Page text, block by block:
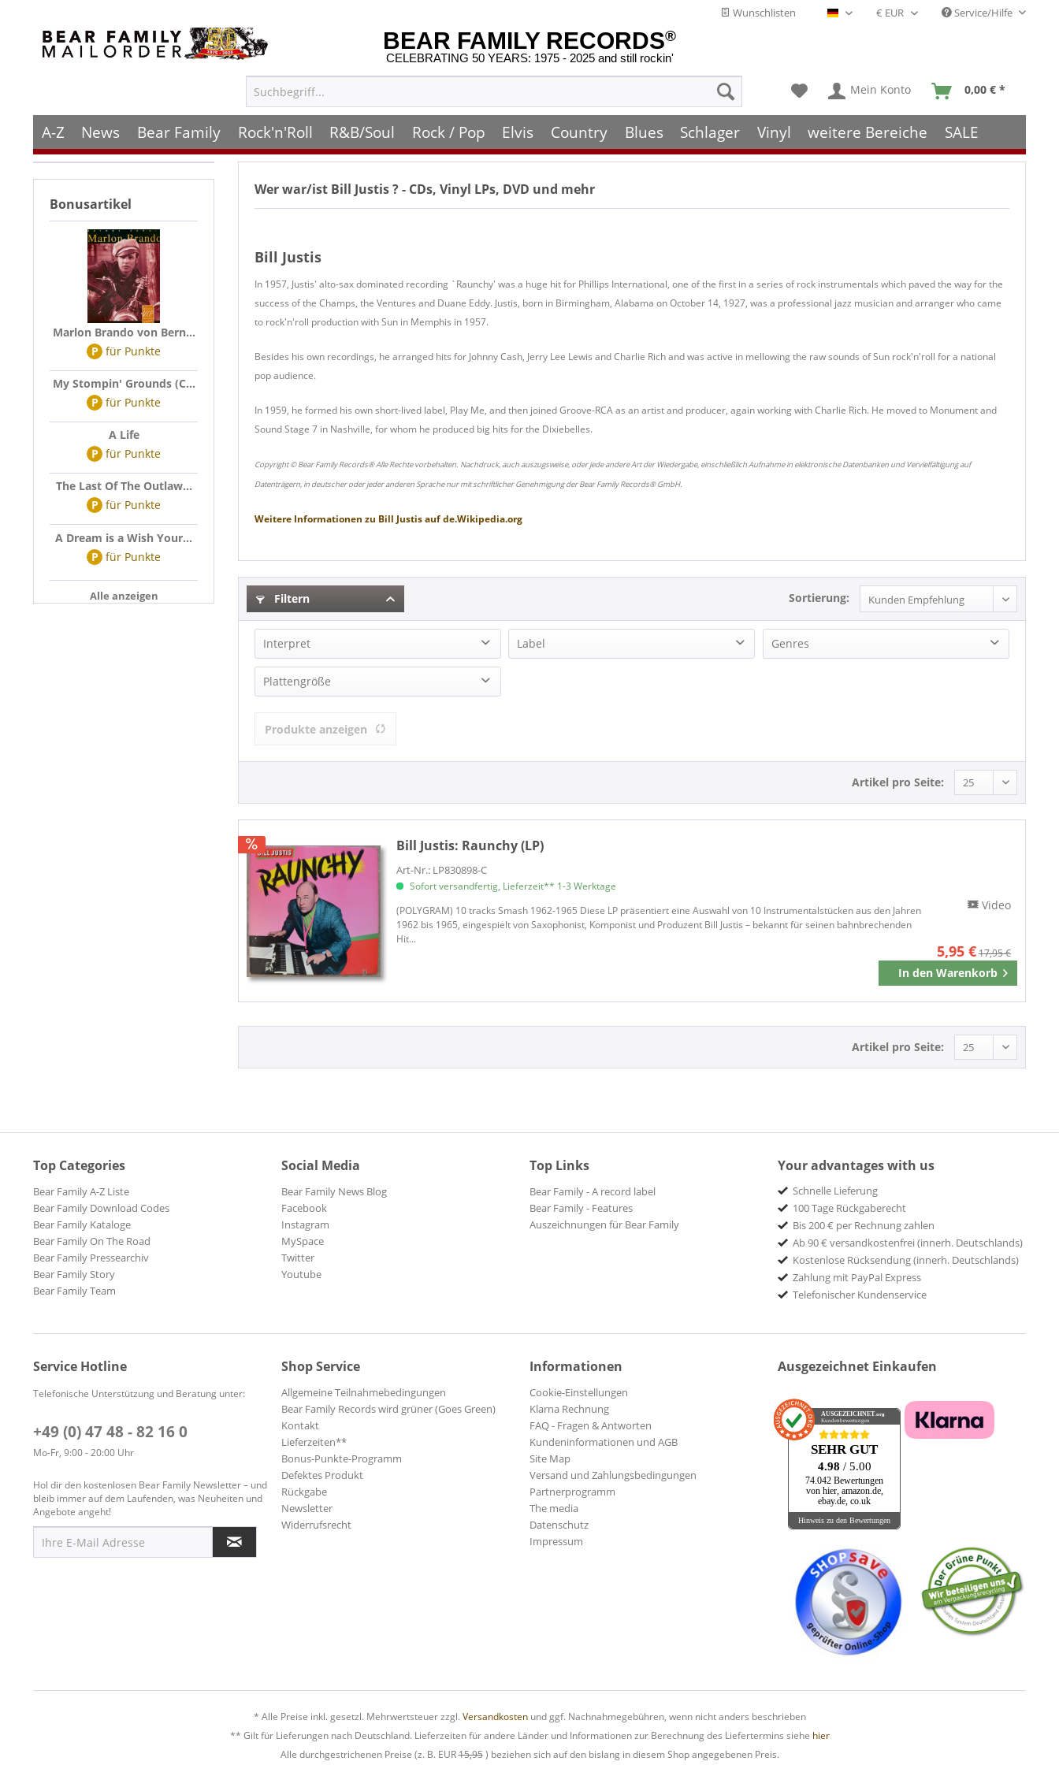
Wunschlisten Deutsch - DE Service/Hilfe
BEAR FAMILY RECORDS®
CELEBRATING 50 YEARS: 1975 - 2025 and still rockin'
Mein Konto 0,00 € *
A-Z News Bear Family Rock'n'Roll R&B/Soul Rock / Pop Elvis Country Blues Schlager Vinyl weitere Bereiche SALE
Bonusartikel
Marlon Brando von Bern...
P für Punkte
My Stompin' Grounds (C...
P für Punkte
A Life
P für Punkte
The Last Of The Outlaw...
P für Punkte
A Dream is a Wish Your...
P für Punkte
Alle anzeigen
Wer war/ist Bill Justis? - CDs, Vinyl LPs, DVD und mehr
Bill Justis
In 1957, Justis' alto-sax dominated recording `Raunchy' was a huge hit for Phillips International, one of the first in a series of rock instrumentals which paved the way for the
success of the Champs, the Ventures and Duane Eddy. Justis, born in Birmingham, Alabama on October 14, 1927, was a professional jazz musician and arranger who came
to rock'n'roll production with Sun in Memphis in 1957.
Besides his own recordings, he arranged hits for Johnny Cash, Jerry Lee Lewis and Charlie Rich and was active in mellowing the raw sounds of Sun rock'n'roll for a national
pop audience.
In 1959, he formed his own short-lived label, Play Me, and then joined Groove-RCA as an artist and producer, again working with Charlie Rich. He moved to Monument and
Sound Stage 7 in Nashville, for whom he produced big hits for the Dixiebelles.
Copyright © Bear Family Records® Alle Rechte vorbehalten. Nachdruck, auch auszugsweise, oder jede andere Art der Wiedergabe, einschließlich Aufnahme in elektronische Datenbanken und Vervielfältigung auf
Datenträgern, in deutscher oder jeder anderen Sprache nur mit schriftlicher Genehmigung der Bear Family Records® GmbH.
Weitere Informationen zu Bill Justisaufde.Wikipedia.org
Filtern Sortierung:
Interpret
Bill Justis (1)
Label Genres
Plattengröße
Produkte anzeigen
Artikel pro Seite:
Bill Justis: Raunchy (LP)
Art-Nr.: LP830898-C
Sofort versandfertig, Lieferzeit** 1-3 Werktage
(POLYGRAM) 10 tracks Smash 1962-1965 Diese LP präsentiert eine Auswahl von 10 Instrumentalstücken aus den Jahren
1962 bis 1965, eingespielt von Saxophonist, Komponist und Produzent Bill Justis – bekannt für seinen bahnbrechenden
Hit...
5,95 €17,95 €
In den Warenkorb
Merken
Video
Artikel pro Seite:
Top Categories
Bear Family A-Z Liste
Bear Family Download Codes
Bear Family Kataloge
Bear Family On The Road
Bear Family Pressearchiv
Bear Family Story
Bear Family Team
Social Media
Bear Family News Blog
Facebook
Instagram
MySpace
Twitter
Youtube
Top Links
Bear Family - A record label
Bear Family - Features
Auszeichnungen für Bear Family
Your advantages with us
Schnelle Lieferung
100 Tage Rückgaberecht
Bis 200 € per Rechnung zahlen
Ab 90 € versandkostenfrei (innerh. Deutschlands)
Kostenlose Rücksendung (innerh. Deutschlands)
Zahlung mit PayPal Express
Telefonischer Kundenservice
Service Hotline
Telefonische Unterstützung und Beratung unter:
+49 (0) 47 48 - 82 16 0
Mo-Fr, 9:00 - 20:00 Uhr
Hol dir den kostenlosen Bear Family Newsletter – und
bleib immer auf dem Laufenden, was Neuheiten und
Angebote angeht!
Shop Service
Allgemeine Teilnahmebedingungen
Bear Family Records wird grüner (Goes Green)
Kontakt
Lieferzeiten**
Bonus-Punkte-Programm
Defektes Produkt
Rückgabe
Newsletter
Widerrufsrecht
Informationen
Cookie-Einstellungen
Klarna Rechnung
FAQ - Fragen & Antworten
Kundeninformationen und AGB
Site Map
Versand und Zahlungsbedingungen
Partnerprogramm
The media
Datenschutz
Impressum
Ausgezeichnet Einkaufen
AUSGEZEICHNET .org
Kundenbewertungen
SEHR GUT
4.98 / 5.00
74.042 Bewertungen
von hier, amazon.de,
ebay.de, co.uk
Hinweis zu den Bewertungen
* Alle Preise inkl. gesetzl. Mehrwertsteuer zzgl. Versandkostenund ggf. Nachnahmegebühren, wenn nicht anders beschrieben
** Gilt für Lieferungen nach Deutschland. Lieferzeiten für andere Länder und Informationen zur Berechnung des Liefertermins siehe hier
Alle durchgestrichenen Preise (z. B. EUR15,95) beziehen sich auf den bislang in diesem Shop angegebenen Preis.